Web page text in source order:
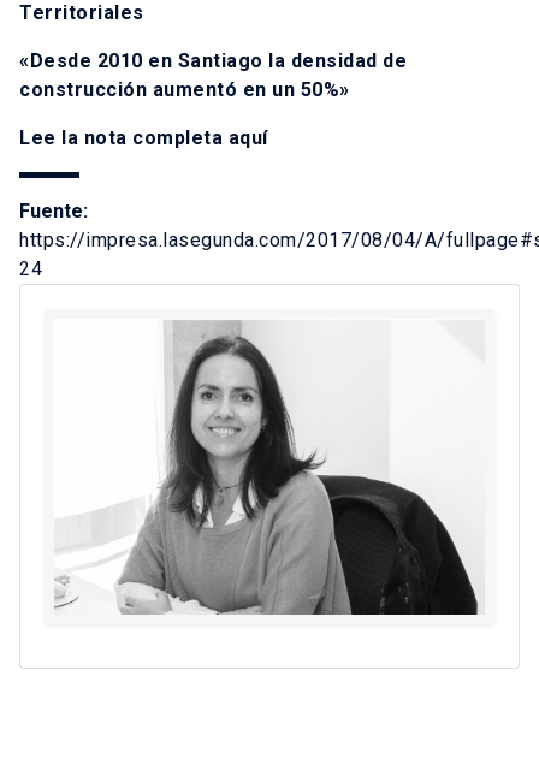
Territoriales
«Desde 2010 en Santiago la densidad de
construcción aumentó en un 50%»
Lee la nota completa aquí
Fuente:
https://impresa.lasegunda.com/2017/08/04/A/
24